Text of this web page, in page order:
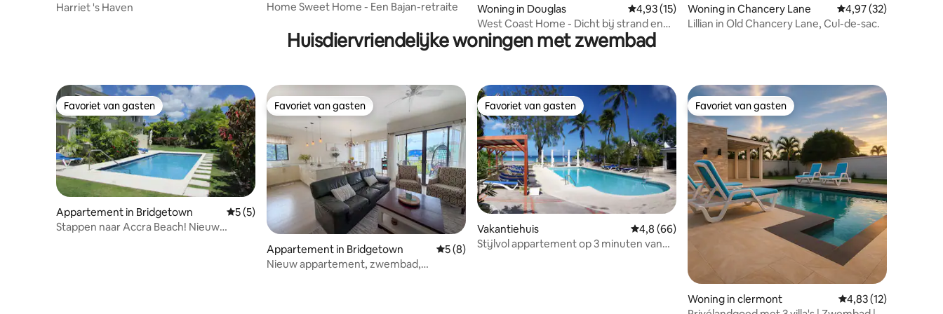
Harriet 's Haven
Home Sweet Home - Een Bajan-retraite
Woning in Douglas Gemiddelde beoordeling van 4,93 uit 5, 15 recensies
4,93 (15)
West Coast Home - Dicht bij strand en
winkelen
Woning in Chancery Lane Gemiddelde
4,97 (32)
Lillian in Old Chancery Lane, Cul-de-sac.
Huisdiervriendelijke woningen met zwembad
Favoriet van gasten
Favoriet van gasten
Appartement in Bridgetown Gemiddelde beoordeling van 5 uit 5, 5 recensies
5 (5)
Stappen naar Accra Beach! Nieuw
Favoriet van gasten
Favoriet van gasten
Appartement in Bridgetown Gemiddelde beoordeling van 5 uit 5, 8 recensies
5 (8)
Nieuw appartement, zwembad,
Favoriet van gasten
Favoriet van gasten
Vakantiehuis Gemiddelde beoordeling van 4,8 uit 5, 66 recensies
4,8 (66)
Stijlvol appartement op 3 minuten van
Favoriet van gasten
Favoriet van gasten
Woning in clermont Gemiddelde
4,83 (12)